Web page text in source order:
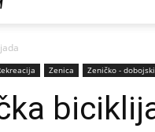
Zenica Zeničko -